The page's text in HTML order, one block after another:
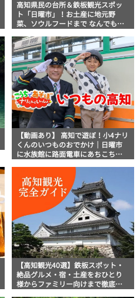
高知県民の台所＆鉄板観光スポッ
ト「日曜市」！お土産に地元野
菜、ソウルフードまで なんでもそ
説！
【動画あり】 高知で遊ぼ！小4ナリ
くんのいつものおでかけ｜日曜市
に水族館に路面電車にあちこち巡
【高知観光40選】鉄板スポット・
絶品グルメ・宿・土産をおひとり
様からファミリー向けまで徹底解